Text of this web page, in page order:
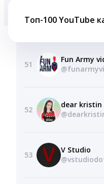
Топ-100 YouTube
51
Fun Army
52
dear kristin
53
V Studio